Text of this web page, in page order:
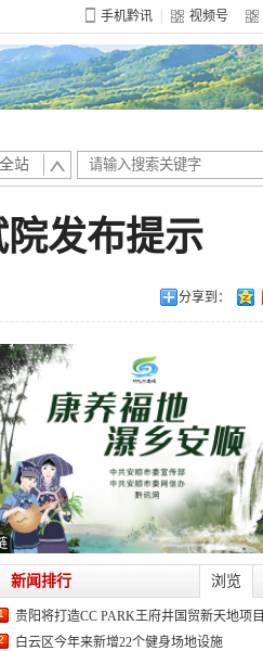
手机黔讯 视频号
全站
发布提示
分享到：
浏览
新闻排行
贵阳将打造CC PARK王府井国贸新天地项目
白云区今年来新增22个健身场地设施